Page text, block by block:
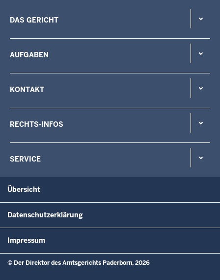
DAS GERICHT
AUFGABEN
KONTAKT
RECHTS-INFOS
SERVICE
Übersicht
Datenschutzerklärung
Impressum
© Der Direktor des Amtsgerichts Paderborn, 2026